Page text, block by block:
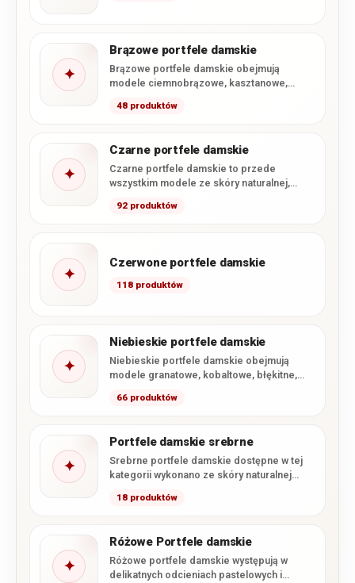
✦
Brązowe portfele damskie
Brązowe portfele damskie obejmują
modele ciemnobrązowe, kasztanowe,
ciepłe odcienie beżu.…
48 produktów
✦
Czarne portfele damskie
Czarne portfele damskie to przede
wszystkim modele ze skóry naturalnej,
92 produktów
✦
Czerwone portfele damskie
118 produktów
✦
Niebieskie portfele damskie
Niebieskie portfele damskie obejmują
modele granatowe, kobaltowe, błękitne,
kategorii dominują portfele ze…
66 produktów
✦
Portfele damskie srebrne
Srebrne portfele damskie dostępne w tej
kategorii wykonano ze skóry naturalnej
obejmuje…
18 produktów
✦
Różowe Portfele damskie
Różowe portfele damskie występują w
delikatnych odcieniach pastelowych i